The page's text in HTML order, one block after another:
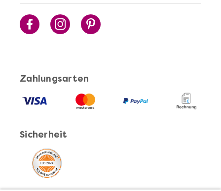
Zahlungsarten
Sicherheit